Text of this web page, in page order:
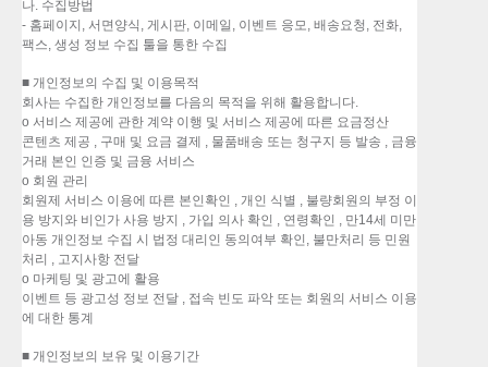
나. 수집방법
- 홈페이지, 서면양식, 게시판, 이메일, 이벤트 응모, 배송요청, 전화,
팩스, 생성 정보 수집 툴을 통한 수집
■ 개인정보의 수집 및 이용목적
회사는 수집한 개인정보를 다음의 목적을 위해 활용합니다.
o 서비스 제공에 관한 계약 이행 및 서비스 제공에 따른 요금정산
콘텐츠 제공 , 구매 및 요금 결제 , 물품배송 또는 청구지 등 발송 , 금융
거래 본인 인증 및 금융 서비스
o 회원 관리
회원제 서비스 이용에 따른 본인확인 , 개인 식별 , 불량회원의 부정 이
용 방지와 비인가 사용 방지 , 가입 의사 확인 , 연령확인 , 만14세 미만
아동 개인정보 수집 시 법정 대리인 동의여부 확인, 불만처리 등 민원
처리 , 고지사항 전달
o 마케팅 및 광고에 활용
이벤트 등 광고성 정보 전달 , 접속 빈도 파악 또는 회원의 서비스 이용
에 대한 통계
■ 개인정보의 보유 및 이용기간